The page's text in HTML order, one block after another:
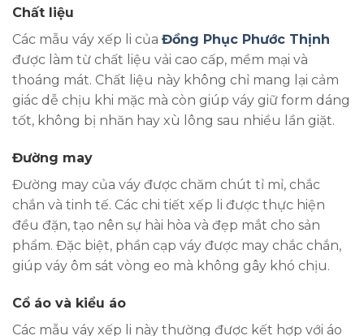
Chất liệu
Các mẫu váy xếp li của Đồng Phục Phước Thịnh
được làm từ chất liệu vải cao cấp, mềm mại và
thoáng mát. Chất liệu này không chỉ mang lại cảm
giác dễ chịu khi mặc mà còn giúp váy giữ form dáng
tốt, không bị nhăn hay xù lông sau nhiều lần giặt.
Đường may
Đường may của váy được chăm chút tỉ mỉ, chắc
chắn và tinh tế. Các chi tiết xếp li được thực hiện
đều đặn, tạo nên sự hài hòa và đẹp mắt cho sản
phẩm. Đặc biệt, phần cạp váy được may chắc chắn,
giúp váy ôm sát vòng eo mà không gây khó chịu.
Cổ áo và kiểu áo
Các mẫu váy xếp li này thường được kết hợp với áo